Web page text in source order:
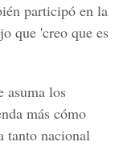
participó en la
que 'creo que es
asuma los
más cómo
tanto nacional